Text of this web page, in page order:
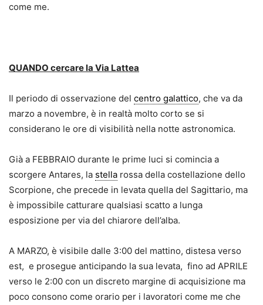
come me.
QUANDO cercare la Via Lattea
Il periodo di osservazione del centro galattico, che va da
marzo a novembre, è in realtà molto corto se si
considerano le ore di visibilità nella notte astronomica.
Già a FEBBRAIO durante le prime luci si comincia a
scorgere Antares, la stella rossa della costellazione dello
Scorpione, che precede in levata quella del Sagittario, ma
è impossibile catturare qualsiasi scatto a lunga
esposizione per via del chiarore dell’alba.
A MARZO, è visibile dalle 3:00 del mattino, distesa verso
est, e prosegue anticipando la sua levata, fino ad APRILE
verso le 2:00 con un discreto margine di acquisizione ma
poco consono come orario per i lavoratori come me che